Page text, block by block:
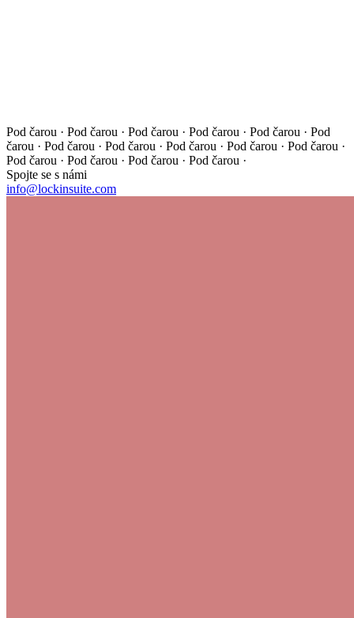
Pod čarou · Pod čarou · Pod čarou · Pod čarou · Pod čarou · Pod
čarou · Pod čarou · Pod čarou · Pod čarou · Pod čarou · Pod čarou ·
Pod čarou · Pod čarou · Pod čarou · Pod čarou ·
Spojte se s námi
info@lockinsuite.com